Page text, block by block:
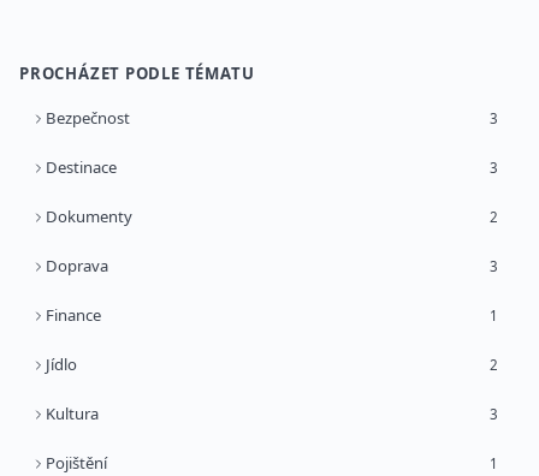
PROCHÁZET PODLE TÉMATU
Bezpečnost 3
Destinace 3
Dokumenty 2
Doprava 3
Finance 1
Jídlo 2
Kultura 3
Pojištění 1